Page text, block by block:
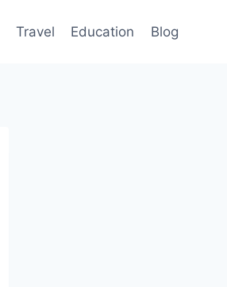
Travel Education Blog